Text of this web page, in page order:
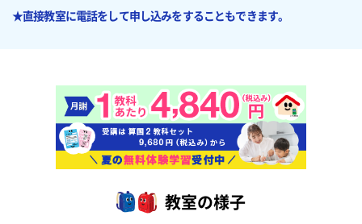
★直接教室に電話をして申し込みをすることもできます。
教室の様子